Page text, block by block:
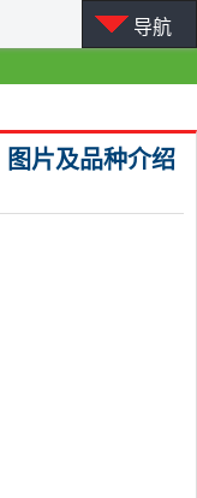
导航
片及品种介绍